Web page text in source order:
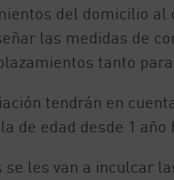
del domicilio
las medidas de
tanto
tendrán en
de edad desde 1 año
les van a inculcar